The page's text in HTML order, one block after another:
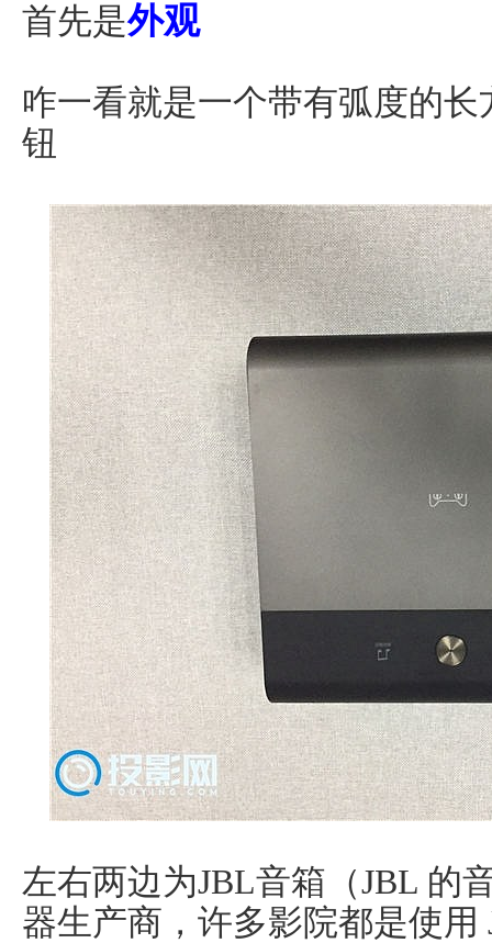
首先是外观
咋一看就是一个带有弧度的
钮
左右两边为JBL音箱（JBL 的
器生产商，许多影院都是使